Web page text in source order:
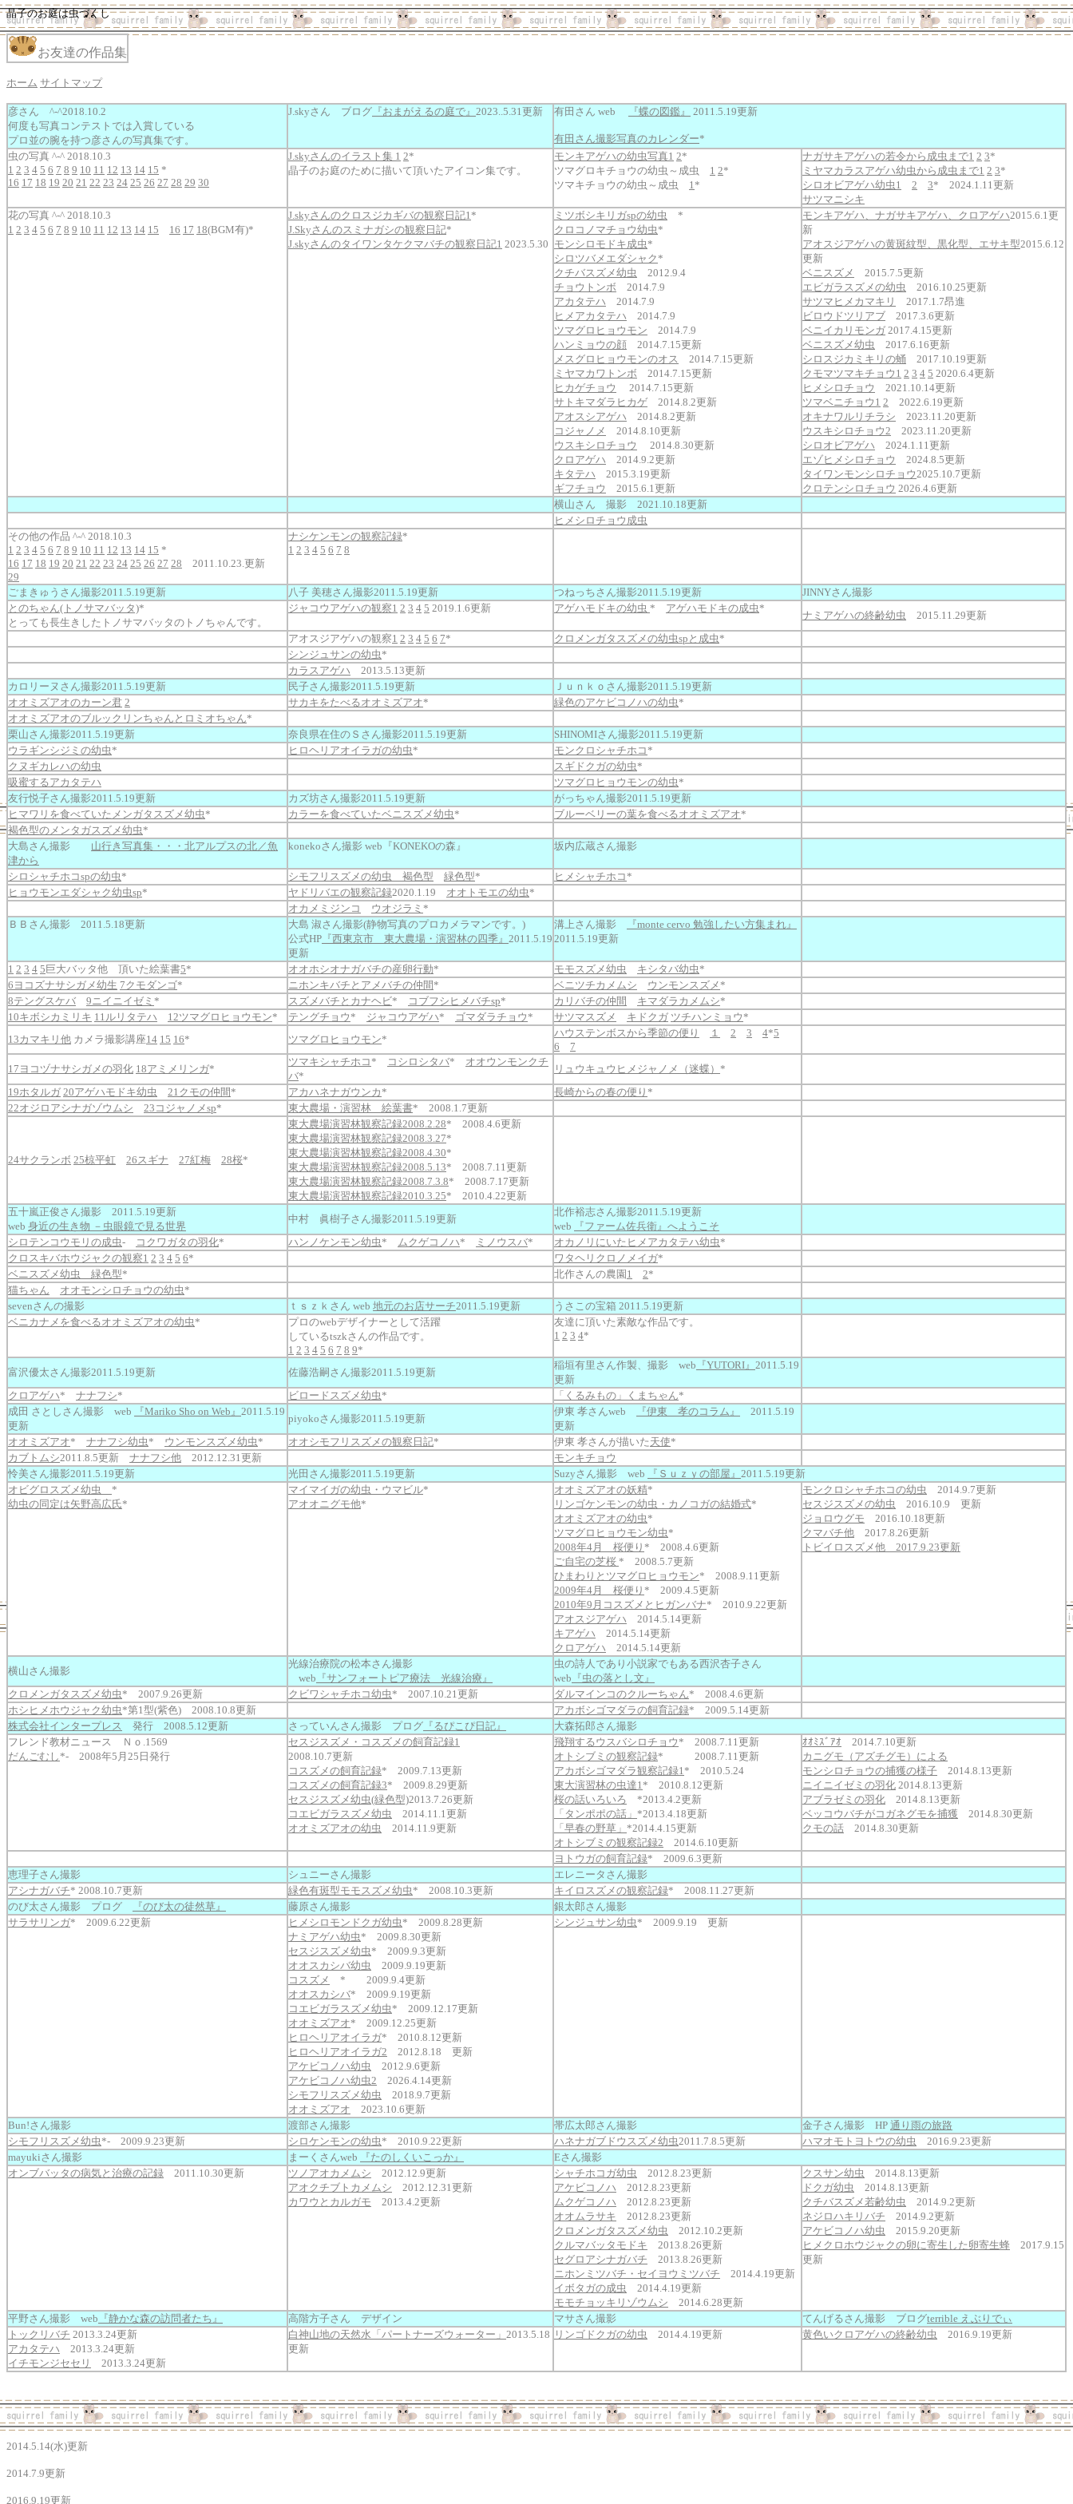
晶子のお庭は虫づくし
お友達の作品集
ホーム サイトマップ
彦さん ^-^2018.10.2
何度も写真コンテストでは入賞している
プロ並の腕を持つ彦さんの写真集です。
J.skyさん ブログ 『おまがえるの庭で』 2023..5.31更新 有田さん web 『蝶の図鑑』 2011.5.19更新
有田さん撮影写真のカレンダー*
虫の写真 ^-^ 2018.10.3
1 2 3 4 5 6 7 8 9 10 11 12 13 14 15 *
16 17 18 19 20 21 22 23 24 25 26 27 28 29 30
J.skyさんのイラスト集 1 2*
晶子のお庭のために描いて頂いたアイコン集です。
モンキアゲハの幼虫写真1 2*
ツマグロキチョウの幼虫～成虫 1 2*
ツマキチョウの幼虫～成虫 1*
ナガサキアゲハの若令から成虫まで1 2 3*
ミヤマカラスアゲハ幼虫から成虫まで1 2 3*
シロオビアゲハ幼虫1
2 3* 2024.1.11更新
サツマニシキ
花の写真 ^-^ 2018.10.3
1 2 3 4 5 6 7 8 9 10 11 12 13 14 15 16 17 18(BGM有)*
J.skyさんのクロスジカギバの観察日記1*
J.Skyさんのスミナガシの観察日記*
J.skyさんのタイワンタケクマバチの観察日記1 2023.5.30
ミツボシキリガspの幼虫 *
クロコノマチョウ幼虫*
モンシロモドキ成虫*
シロツバメエダシャク *
クチバスズメ幼虫 2012.9.4
チョウトンボ 2014.7.9
アカタテハ 2014.7.9
ヒメアカタテハ 2014.7.9
ツマグロヒョウモン 2014.7.9
ハンミョウの顔 2014.7.15更新
メスグロヒョウモンのオス
2014.7.15更新
ミヤマカワトンボ 2014.7.15更新
ヒカゲチョウ
2014.7.15更新
サトキマダラヒカゲ 2014.8.2更新
アオスシアゲハ 2014.8.2更新
コジャノメ
2014.8.10更新
ウスキシロチョウ
2014.8.30更新
クロアゲハ 2014.9.2更新
キタテハ 2015.3.19更新
ギフチョウ
2015.6.1更新
モンキアゲハ、ナガサキアゲハ、クロアゲハ2015.6.1更
新
アオスジアゲハの黄斑紋型、黒化型、エサキ型2015.6.12
更新
ベニスズメ
2015.7.5更新
エビガラスズメの幼虫 2016.10.25更新
サツマヒメカマキリ
2017.1.7昂進
ビロウドツリアブ 2017.3.6更新
ベニイカリモンガ 2017.4.15更新
ベニスズメ幼虫 2017.6.16更新
シロスジカミキリの蛹 2017.10.19更新
クモマツマキチョウ1 2 3 4 5 2020.6.4更新
ヒメシロチョウ
2021.10.14更新
ツマベニチョウ1 2 2022.6.19更新
オキナワルリチラシ 2023.11.20更新
ウスキシロチョウ2 2023.11.20更新
シロオビアゲハ 2024.1.11更新
エゾヒメシロチョウ
2024.8.5更新
タイワンモンシロチョウ2025.10.7更新
クロテンシロチョウ 2026.4.6更新
横山さん 撮影 2021.10.18更新
ヒメシロチョウ成虫
その他の作品 ^-^ 2018.10.3
1 2 3 4 5 6 7 8 9 10 11 12 13 14 15 *
16 17 18 19 20 21 22 23 24 25 26 27 28 2011.10.23.更新
29
ナシケンモンの観察記録*
1 2 3 4 5 6 7 8
ごまきゅうさん撮影2011.5.19更新 八子 美穂さん撮影2011.5.19更新 つねっちさん撮影2011.5.19更新
JINNYさん撮影
とのちゃん(トノサマバッタ)*
とっても長生きしたトノサマバッタのトノちゃんです。
ジャコウアゲハの観察1 2 3 4 5 2019.1.6更新 アゲハモドキの幼虫 * アゲハモドキの成虫*
ナミアゲハの終齢幼虫 2015.11.29更新
アオスジアゲハの観察1 2 3 4 5 6 7* クロメンガタスズメの幼虫spと成虫*
シンジュサンの幼虫*
カラスアゲハ 2013.5.13更新
カロリーヌさん撮影2011.5.19更新
民子さん撮影2011.5.19更新
Ｊｕｎｋｏさん撮影2011.5.19更新
オオミズアオのカーン君 2 サカキをたべるオオミズアオ* 緑色のアケビコノハの幼虫*
オオミズアオのブルックリンちゃんとロミオちゃん*
栗山さん撮影2011.5.19更新
奈良県在住のＳさん撮影2011.5.19更新
SHINOMIさん撮影2011.5.19更新
ウラギンシジミの幼虫* ヒロヘリアオイラガの幼虫* モンクロシャチホコ *
クヌギカレハの幼虫
スギドクガの幼虫*
吸蜜するアカタテハ
ツマグロヒョウモンの幼虫*
友行悦子さん撮影2011.5.19更新
カズ坊さん撮影2011.5.19更新
がっちゃん撮影2011.5.19更新
ヒマワリを食べていたメンガタスズメ幼虫* カラーを食べていたベニスズメ幼虫* ブルーベリーの葉を食べるオオミズアオ*
褐色型のメンタガスズメ幼虫*
大島さん撮影 山行き写真集・・・北アルプスの北／魚
津から
konekoさん撮影 web『KONEKOの森』 坂内広蔵さん撮影
シロシャチホコspの幼虫* シモフリスズメの幼虫 褐色型 緑色型* ヒメシャチホコ *
ヒョウモンエダシャク幼虫sp* ヤドリバエの観察記録2020.1.19 オオトモエの幼虫*
オカメミジンコ
ウオジラミ *
ＢＢさん撮影 2011.5.18更新
大島 淑さん撮影(静物写真のプロカメラマンです。)
公式HP 『西東京市 東大農場・演習林の四季』 2011.5.19
更新
溝上さん撮影
『monte cervo 勉強したい方集まれ』
2011.5.19更新
1 2 3 4 5 巨大バッタ他 頂いた絵葉書5* オオホシオナガバチの産卵行動* モモスズメ幼虫 キシタバ幼虫*
6ヨコズナサシガメ幼生 7クモダンゴ* ニホンキバチとアメバチの仲間 * ベニツチカメムシ ウンモンスズメ *
8テングスケバ
9ニイニイゼミ * スズメバチとカナヘビ* コブフシヒメバチsp* カリバチの仲間 キマダラカメムシ*
10キボシカミリキ 11ルリタテハ 12ツマグロヒョウモン* テングチョウ * ジャコウアゲハ* ゴマダラチョウ * サツマスズメ キドクガ ツチハンミョウ *
13カマキリ他 カメラ撮影講座14 15 16* ツマグロヒョウモン*
ハウステンボスから季節の便り １ 2 3 4*5
6
7
17ヨコヅナサシガメの羽化 18アミメリンガ*
ツマキシャチホコ * コシロシタバ* オオウンモンクチ
バ*
リュウキュウヒメジャノメ（迷蝶） *
19ホタルガ 20アゲハモドキ幼虫 21クモの仲間 * アカハネナガウンカ * 長崎からの春の便り *
22オジロアシナガゾウムシ
23コジャノメsp* 東大農場・演習林 絵葉書* 2008.1.7更新
24サクランボ 25椋平虹 26スギナ 27紅梅 28桜*
東大農場演習林観察記録2008.2.28* 2008.4.6更新
東大農場演習林観察記録2008.3.27*
東大農場演習林観察記録2008.4.30*
東大農場演習林観察記録2008.5.13* 2008.7.11更新
東大農場演習林観察記録2008.7.3.8* 2008.7.17更新
東大農場演習林観察記録2010.3.25* 2010.4.22更新
五十嵐正俊さん撮影 2011.5.19更新
web 身近の生き物 －虫眼鏡で見る世界
中村 眞樹子さん撮影2011.5.19更新
北作裕志さん撮影2011.5.19更新
web
『ファーム佐兵衛』へようこそ
シロテンコウモリの成虫- コクワガタの羽化* ハンノケンモン幼虫* ムクゲコノハ* ミノウスバ* オカノリにいたヒメアカタテハ幼虫*
クロスキバホウジャクの観察1 2 3 4 5 6* ワタヘリクロノメイガ*
ベニスズメ幼虫 緑色型* 北作さんの農園 1 2*
猫ちゃん
オオモンシロチョウの幼虫*
sevenさんの撮影
ｔｓｚｋさん web 地元のお店サーチ2011.5.19更新
うさこの宝箱 2011.5.19更新
ベニカナメを食べるオオミズアオの幼虫*
プロのwebデザイナーとして活躍
しているtszkさんの作品です。
1 2 3 4 5 6 7 8 9*
友達に頂いた素敵な作品です。
1 2 3 4*
富沢優太さん撮影2011.5.19更新 佐藤浩嗣さん撮影2011.5.19更新
稲垣有里さん作製、撮影 web 『YUTORI』 2011.5.19
更新
クロアゲハ* ナナフシ* ビロードスズメ幼虫* 「くるみもの」くまちゃん*
成田 さとしさん撮影 web
『Mariko Sho on Web』 2011.5.19
更新
piyokoさん撮影2011.5.19更新
伊東 孝さんweb 『伊東 孝のコラム』
2011.5.19
更新
オオミズアオ* ナナフシ幼虫* ウンモンスズメ幼虫* オオシモフリスズメの観察日記* 伊東 孝さんが描いた 天使*
カブトムシ2011.8.5更新 ナナフシ他 2012.12.31更新
モンキチョウ
怜美さん撮影2011.5.19更新
光田さん撮影2011.5.19更新 Suzyさん撮影 web 『Ｓｕｚｙの部屋』 2011.5.19更新
オビグロスズメ幼虫 *
幼虫の同定は矢野高広氏*
マイマイガの幼虫・ウマビル*
アオオニグモ他*
オオミズアオの妖精*
リンゴケンモンの幼虫・カノコガの結婚式*
オオミズアオの幼虫*
ツマグロヒョウモン幼虫*
2008年4月 桜便り * 2008.4.6更新
ご自宅の芝桜 * 2008.5.7更新
ひまわりとツマグロヒョウモン* 2008.9.11更新
2009年4月 桜便り * 2009.4.5更新
2010年9月コスズメとヒガンバナ* 2010.9.22更新
アオスジアゲハ 2014.5.14更新
キアゲハ 2014.5.14更新
クロアゲハ 2014.5.14更新
モンクロシャチホコの幼虫 2014.9.7更新
セスジスズメの幼虫 2016.10.9 更新
ジョロウグモ 2016.10.18更新
クマバチ他 2017.8.26更新
トビイロスズメ他 2017.9.23更新
横山さん撮影
光線治療院の松本さん撮影
web 『サンフォートピア療法 光線治療』
虫の詩人であり小説家でもある西沢杏子さん
web 『虫の落とし文』
クロメンガタスズメ幼虫* 2007.9.26更新 クビワシャチホコ幼虫* 2007.10.21更新 ダルマインコのクルーちゃん* 2008.4.6更新
ホシヒメホウジャク幼虫*第1型(紫色) 2008.10.8更新 アカボシゴマダラの飼育記録* 2009.5.14更新
株式会社インタープレス
発行 2008.5.12更新 さっていんさん撮影 プログ 『るぴこぴ日記』
大森拓郎さん撮影
フレンド教材ニュース Ｎｏ.1569
だんごむし *- 2008年5月25日発行
セスジスズメ・コスズメの飼育記録1
2008.10.7更新
コスズメの飼育記録* 2009.7.13更新
コスズメの飼育記録3* 2009.8.29更新
セスジスズメ幼虫(緑色型)2013.7.26更新
コエビガラスズメ幼虫 2014.11.1更新
オオミズアオの幼虫 2014.11.9更新
飛翔するウスバシロチョウ * 2008.7.11更新
オトシブミの観察記録* 2008.7.11更新
アカボシゴマダラ観察記録1* 2010.5.24
東大演習林の虫達1* 2010.8.12更新
桜の話いろいろ
*2013.4.2更新
「タンポポの話」 *2013.4.18更新
「早春の野草」 *2014.4.15更新
オトシブミの観察記録2 2014.6.10更新
ｵｵﾐｽﾞｱｵ 2014.7.10更新
カニグモ（アズチグモ）による
モンシロチョウの捕獲の様子 2014.8.13更新
ニイニイゼミの羽化 2014.8.13更新
アブラゼミの羽化 2014.8.13更新
ベッコウバチがコガネグモを捕獲 2014.8.30更新
クモの話 2014.8.30更新
ヨトウガの飼育記録* 2009.6.3更新
恵理子さん撮影
シュニーさん撮影
エレニータさん撮影
アシナガバチ* 2008.10.7更新 緑色有斑型モモスズメ幼虫* 2008.10.3更新 キイロスズメの観察記録* 2008.11.27更新
のび太さん撮影 プログ
『のび太の徒然草』 藤原さん撮影
銀太郎さん撮影
サラサリンガ* 2009.6.22更新 ヒメシロモンドクガ幼虫* 2009.8.28更新
ナミアゲハ幼虫* 2009.8.30更新
セスジスズメ幼虫* 2009.9.3更新
オオスカシバ幼虫 2009.9.19更新
コスズメ
* 2009.9.4更新
オオスカシバ* 2009.9.19更新
コエビガラスズメ幼虫* 2009.12.17更新
オオミズアオ* 2009.12.25更新
ヒロヘリアオイラガ* 2010.8.12更新
ヒロヘリアオイラガ2 2012.8.18 更新
アケビコノハ幼虫 2012.9.6更新
アケビコノハ幼虫2 2026.4.14更新
シモフリスズメ幼虫 2018.9.7更新
オオミズアオ 2023.10.6更新
シンジュサン幼虫* 2009.9.19 更新
Bun!さん撮影 渡部さん撮影 帯広太郎さん撮影 金子さん撮影 HP 通り雨の旅路
シモフリスズメ幼虫*- 2009.9.23更新 シロケンモンの幼虫* 2010.9.22更新 ハネナガブドウスズメ幼虫2011.7.8.5更新 ハマオモトヨトウの幼虫 2016.9.23更新
mayukiさん撮影
まーくさんweb 『たのしくいこっか』
Eさん撮影
オンブバッタの病気と治療の記録 2011.10.30更新 ツノアオカメムシ 2012.12.9更新
アオクチブトカメムシ 2012.12.31更新
カワウとカルガモ 2013.4.2更新
シャチホコガ幼虫 2012.8.23更新
アケビコノハ 2012.8.23更新
ムクゲコノハ 2012.8.23更新
オオムラサキ 2012.8.23更新
クロメンガタスズメ幼虫 2012.10.2更新
クルマバッタモドキ 2013.8.26更新
セグロアシナガバチ 2013.8.26更新
ニホンミツバチ・セイヨウミツバチ 2014.4.19更新
イボタガの成虫 2014.4.19更新
モモチョッキリゾウムシ 2014.6.28更新
クスサン幼虫 2014.8.13更新
ドクガ幼虫 2014.8.13更新
クチバスズメ若齢幼虫 2014.9.2更新
ネジロハキリバチ 2014.9.2更新
アケビコノハ幼虫 2015.9.20更新
ヒメクロホウジャクの卵に寄生した卵寄生蜂 2017.9.15
更新
平野さん撮影 web 『静かな森の訪問者たち』 高階方子さん デザイン マサさん撮影 てんげるさん撮影 ブログterrible えぶりでぃ
トックリバチ 2013.3.24更新
アカタテハ 2013.3.24更新
イチモンジセセリ
2013.3.24更新
白神山地の天然水「パートナーズウォーター」 2013.5.18
更新
リンゴドクガの幼虫 2014.4.19更新 黄色いクロアゲハの終齢幼虫 2016.9.19更新
2014.5.14(水)更新
2014.7.9更新
2016.9.19更新